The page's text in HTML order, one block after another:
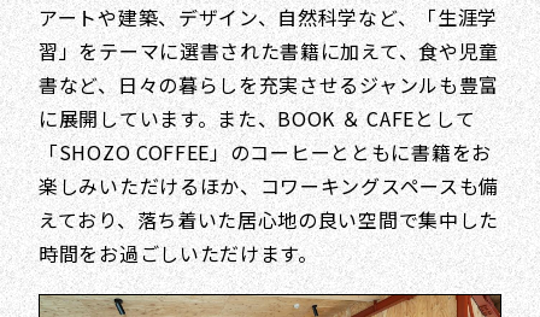
アートや建築、デザイン、自然科学など、「生涯学
習」をテーマに選書された書籍に加えて、食や児童
書など、日々の暮らしを充実させるジャンルも豊富
に展開しています。また、BOOK ＆ CAFEとして
「SHOZO COFFEE」のコーヒーとともに書籍をお
楽しみいただけるほか、コワーキングスペースも備
えており、落ち着いた居心地の良い空間で集中した
時間をお過ごしいただけます。